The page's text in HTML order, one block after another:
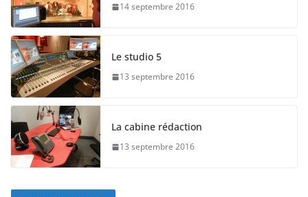
14 septembre 2016
Le studio 5
13 septembre 2016
La cabine rédaction
13 septembre 2016